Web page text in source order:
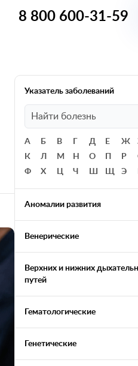
8 800 600-31-59
Указатель заболеваний
А Б В Д Е Ж
К
Л М Н О Р
Ф
Х Ц Ч Ш Щ Э
Аномалии развития
Венерические
Верхних и нижних
путей
Гематологические
Генетические